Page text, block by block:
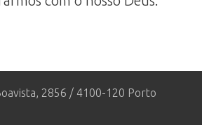
2856 / 4100-120 Porto